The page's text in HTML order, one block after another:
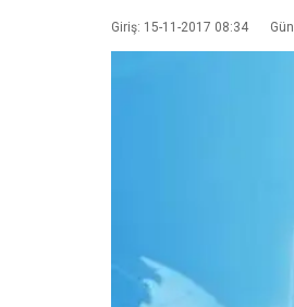
Giriş: 15-11-2017 08:34